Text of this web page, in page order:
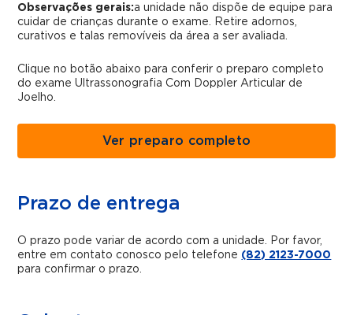
Observações gerais:a unidade não dispõe de equipe para
cuidar de crianças durante o exame. Retire adornos,
curativos e talas removíveis da área a ser avaliada.
Clique no botão abaixo para conferir o preparo completo
do exame Ultrassonografia Com Doppler Articular de
Joelho.
Ver preparo completo
Prazo de entrega
O prazo pode variar de acordo com a unidade. Por favor,
entre em contato conosco pelo telefone (82) 2123-7000
para confirmar o prazo.